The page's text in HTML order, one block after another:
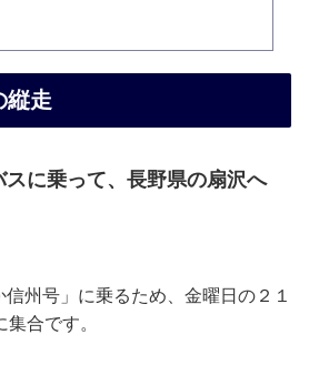
縦走
に乗って、長野県の扇沢へ
州号」に乗るため、金曜日の２１
合です。